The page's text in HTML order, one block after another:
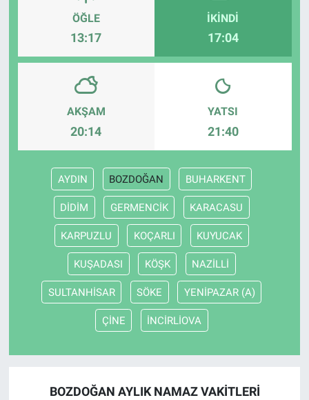
ÖĞLE
13:17
İKINDI
17:04
AKŞAM
20:14
YATSI
21:40
AYDIN BOZDOĞAN BUHARKENT
DİDİM GERMENCİK KARACASU
KARPUZLU KOÇARLI KUYUCAK
KUŞADASI KÖŞK NAZİLLİ
SULTANHİSAR SÖKE YENİPAZAR (A)
ÇİNE İNCİRLİOVA
BOZDOĞAN AYLIK NAMAZ VAKITLERI